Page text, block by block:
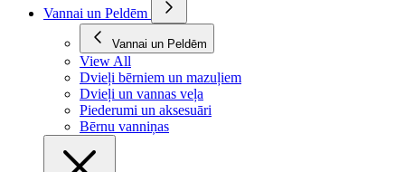
Vannai un Peldēm
Vannai un Peldēm
View All
Dvieļi bērniem un mazuļiem
Dvieļi un vannas veļa
Piederumi un aksesuāri
Bērnu vanniņas